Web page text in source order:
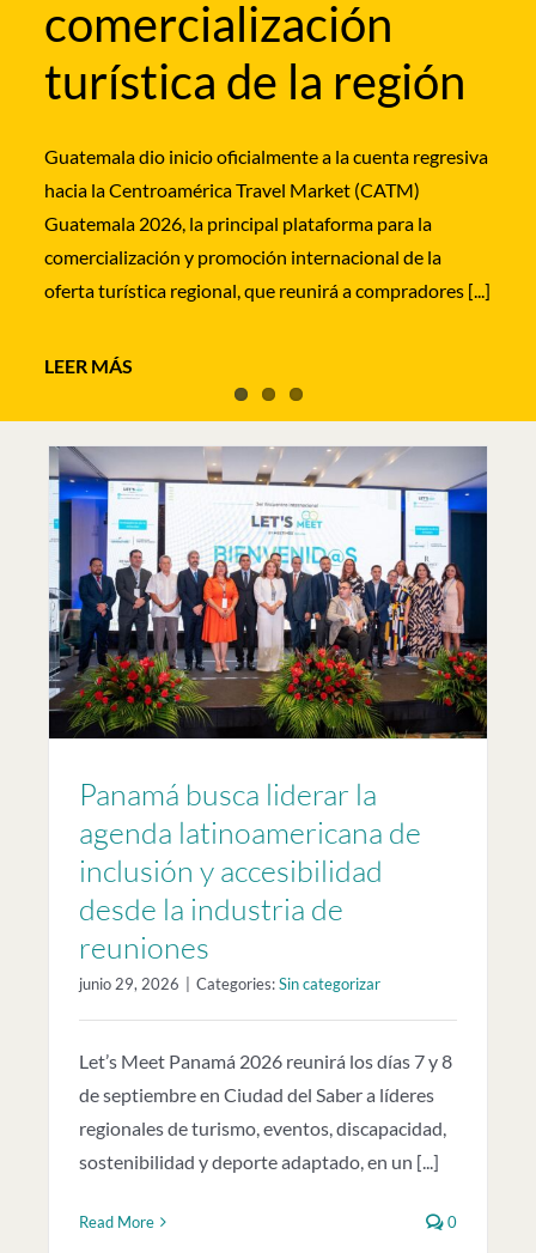
comercialización
turística de la región
Guatemala dio inicio oficialmente a la cuenta regresiva
hacia la Centroamérica Travel Market (CATM)
Guatemala 2026, la principal plataforma para la
comercialización y promoción internacional de la
oferta turística regional, que reunirá a compradores [...]
LEER MÁS
los segmentos de bodas destino, lunas de miel y
turismo de [...]
La Embajada de España en El Salvador acogió este
miércoles la presentación institucional de la nueva
ruta de IBEROJET que unirá, a partir del próximo 13
Panamá busca liderar la
agenda latinoamericana de
inclusión y accesibilidad
desde la industria de
reuniones
junio 29, 2026 Categories:Sin categorizar
Let’s Meet Panamá 2026 reunirá los días 7 y 8
de septiembre en Ciudad del Saber a líderes
regionales de turismo, eventos, discapacidad,
sostenibilidad y deporte adaptado, en un [...]
Read More 0